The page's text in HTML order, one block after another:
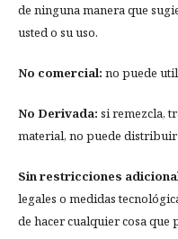
de ninguna manera que
usted o su uso.
No comercial: no puede
No Derivada: si remezcla,
material, no puede
Sin restricciones
legales o medidas
de hacer cualquier cosa que